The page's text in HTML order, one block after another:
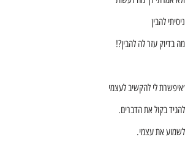
ניסיתי להבין
מה בדיוק עזר לה להבין?!
׳איפשרת לי להקשיב לעצמי
להגיד בקול את הדברים.
לשמוע את עצמי.